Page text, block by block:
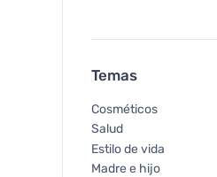
Temas
Cosméticos
Salud
Estilo de vida
Madre e hijo